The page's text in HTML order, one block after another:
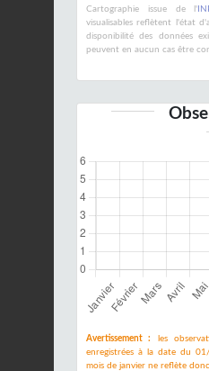
Cartographie issue de l'
visualisables reflètent l'état
disponibilité des données
peuvent en aucun cas être
Avertissement :
les
enregistrées à la date du
mois de janvier ne reflète